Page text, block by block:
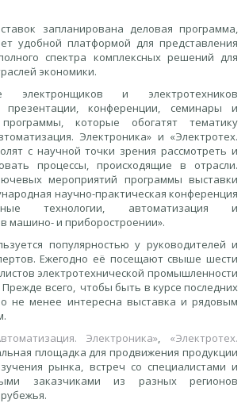
запланирована деловая программа,
удобной платформой для представления
спектра комплексных решений для
экономики.
и электротехников
презентации, конференции, семинары и
которые обогатят тематику
Электроника» и «Электротех.
с научной точки зрения рассмотреть и
процессы, происходящие в отрасли.
мероприятий программы выставки
научно-практическая конференция
технологии, автоматизация и
машино- и приборостроении».
популярностью у руководителей и
Ежегодно её посещают свыше шести
электротехнической промышленности
Прежде всего, чтобы быть в курсе последних
не менее интересна выставка и рядовым
Электроника», «Электротех.
площадка для продвижения продукции
рынка, встреч со специалистами и
заказчиками из разных регионов